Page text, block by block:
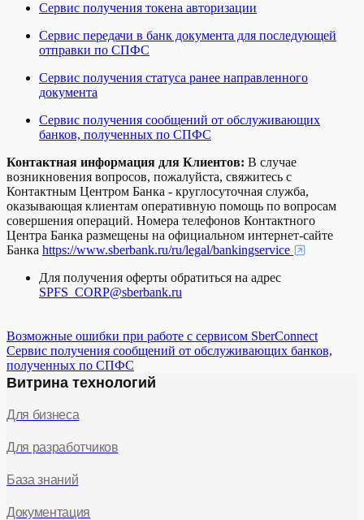
Сервис получения токена авторизации
Сервис передачи в банк документа для последующей
отправки по СПФС
Сервис получения статуса ранее направленного
документа
Сервис получения сообщений от обслуживающих
банков, полученных по СПФС
Контактная информация для Клиентов: В случае
возникновения вопросов, пожалуйста, свяжитесь с
Контактным Центром Банка - круглосуточная служба,
оказывающая клиентам оперативную помощь по вопросам
совершения операций. Номера телефонов Контактного
Центра Банка размещены на официальном интернет-сайте
Банка https://www.sberbank.ru/ru/legal/bankingservice
Для получения оферты обратиться на адрес
SPFS_CORP@sberbank.ru
Возможные ошибки при работе с сервисом SberConnect
Cервис получения сообщений от обслуживающих банков,
полученных по СПФС
Витрина технологий
Для бизнеса
Для разработчиков
База знаний
Документация